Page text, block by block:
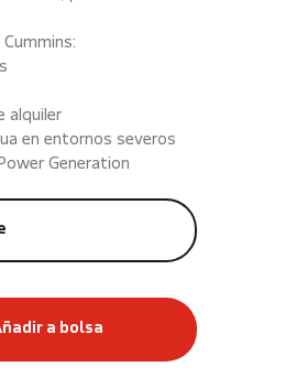
alquiler
en entornos severos
Generation
a bolsa